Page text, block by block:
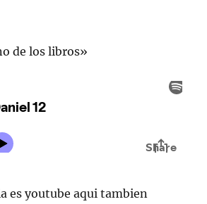
de los libros»
es youtube aqui tambien